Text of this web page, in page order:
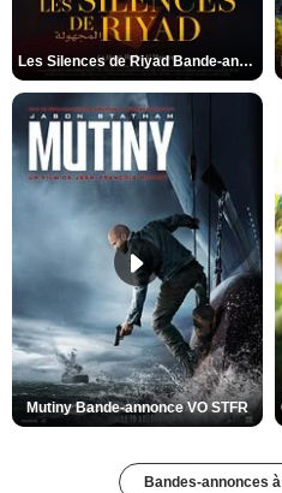
Les Silences de Riyad Bande-annonce VO STFR
Mutiny Bande-annonce VO STFR
Bandes-annonces